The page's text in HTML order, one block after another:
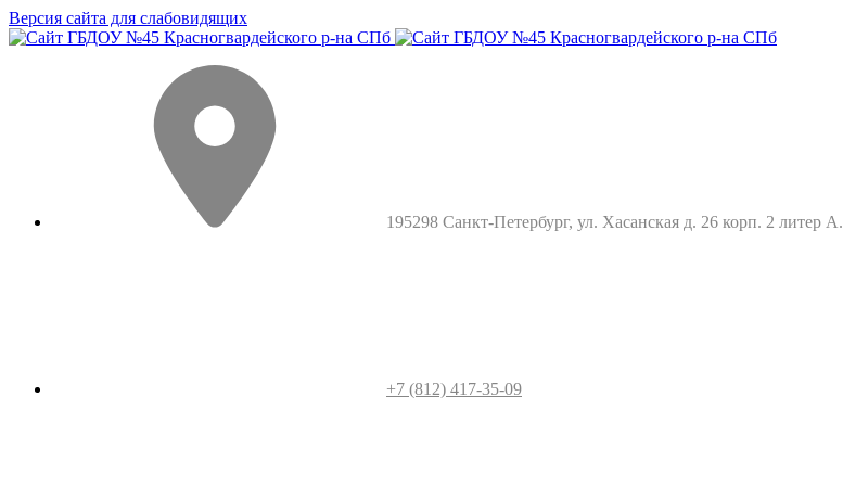
Версия сайта для слабовидящих
195298 Санкт-Петербург, ул. Хасанская д. 26 корп. 2 литер А.
+7 (812) 417-35-09